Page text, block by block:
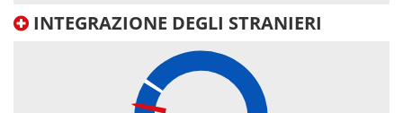
INTEGRAZIONE DEGLI STRANIERI